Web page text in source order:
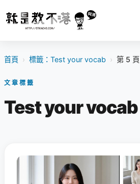
首頁 › 標籤：Test your vocab › 第 5 頁
文章標籤
Test your vocab